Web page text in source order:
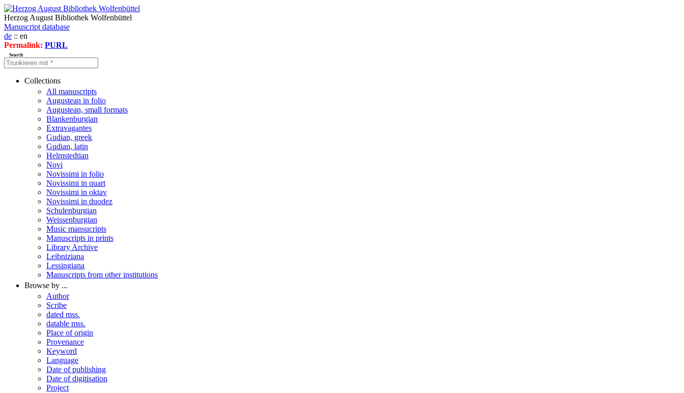
Herzog August Bibliothek Wolfenbüttel
Manuscript database
de :: en
Permalink: PURL
Search
Collections
All manuscripts
Augustean in folio
Augustean, small formats
Blankenburgian
Extravagantes
Gudian, greek
Gudian, latin
Helmstedtian
Novi
Novissimi in folio
Novissimi in quart
Novissimi in oktav
Novissimi in duodez
Schulenburgian
Weissenburgian
Music mansucripts
Manuscripts in prints
Library Archive
Leibniziana
Lessingiana
Manuscripts from other institutions
Browse by ...
Author
Scribe
dated mss.
datable mss.
Place of origin
Provenance
Keyword
Language
Date of publishing
Date of digitisation
Project